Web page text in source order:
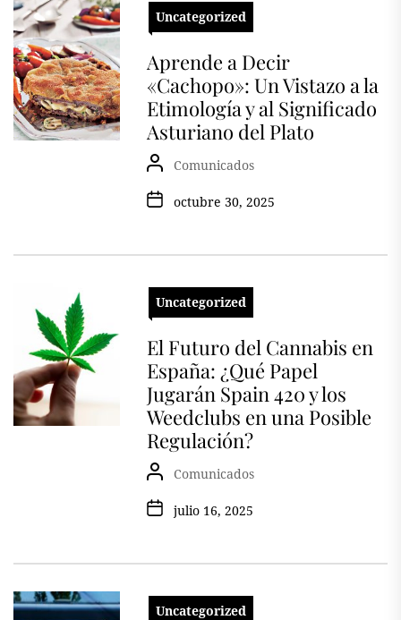
Uncategorized
Aprende a Decir
«Cachopo»: Un Vistazo a la
Etimología y al Significado
Asturiano del Plato
Comunicados
octubre 30, 2025
Uncategorized
El Futuro del Cannabis en
España: ¿Qué Papel
Jugarán Spain 420 y los
Weedclubs en una Posible
Regulación?
Comunicados
julio 16, 2025
Uncategorized